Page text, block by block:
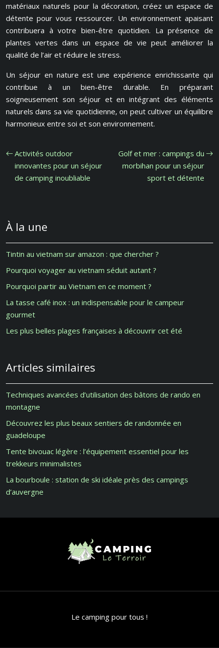
matériaux naturels pour la décoration, créez un espace de
détente pour vous ressourcer. Un environnement apaisant
contribuera à votre bien-être quotidien. La présence de
plantes vertes dans un espace de vie peut améliorer la
qualité de l’air et réduire le stress.
Un séjour en nature est une expérience enrichissante qui
contribue à un bien-être durable. En préparant
soigneusement son séjour et en intégrant des éléments
naturels dans sa vie quotidienne, on peut cultiver un équilibre
harmonieux entre soi et son environnement.
Activités outdoor
innovantes pour un séjour
de camping inoubliable
Golf et mer : campings du
morbihan pour un séjour
sport et détente
À la une
Tintin au vietnam sur amazon : que chercher ?
Pourquoi voyager au vietnam séduit autant ?
Pourquoi partir au Vietnam en ce moment ?
La tasse café inox : un indispensable pour le campeur
gourmet
Les plus belles plages françaises à découvrir cet été
Articles similaires
Techniques avancées d’utilisation des bâtons de rando en
montagne
Découvrez les plus beaux sentiers de randonnée en
guadeloupe
Tente bivouac légère : l’équipement essentiel pour les
trekkeurs minimalistes
La bourboule : station de ski idéale près des campings
d’auvergne
Le camping pour tous !